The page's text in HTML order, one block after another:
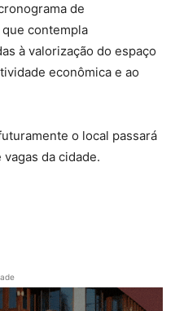
de
contempla
à valorização do espaço
econômica e ao
o local passará
da cidade.